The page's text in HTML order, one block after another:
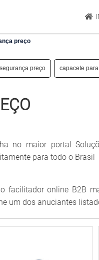
preço
preço capacete
no maior portal
para todo o Brasil
facilitador online B2B
um dos anuciantes